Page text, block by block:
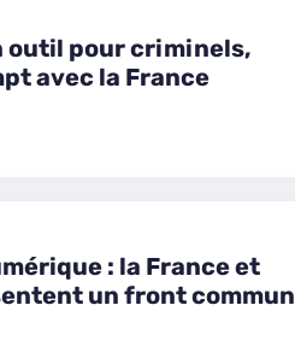
outil pour criminels,
avec la France
: la France et
un front commun